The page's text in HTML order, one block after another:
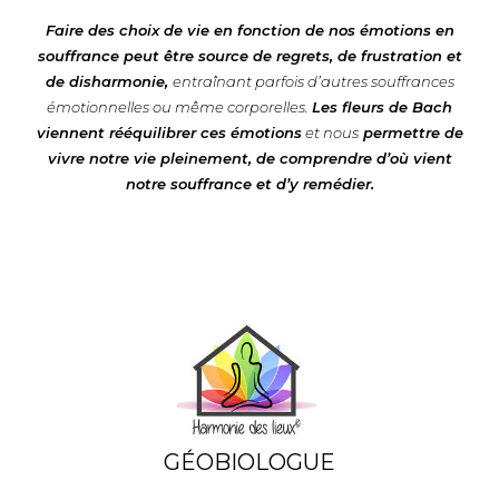
Faire des choix de vie en fonction de nos émotions en
souffrance peut être source de regrets, de frustration et
de disharmonie, entraînant parfois d’autres souffrances
émotionnelles ou même corporelles. Les fleurs de Bach
viennent rééquilibrer ces émotionset nouspermettre de
vivre notre vie pleinement, de comprendre d’où vient
notre souffrance et d’y remédier.
GÉOBIOLOGUE